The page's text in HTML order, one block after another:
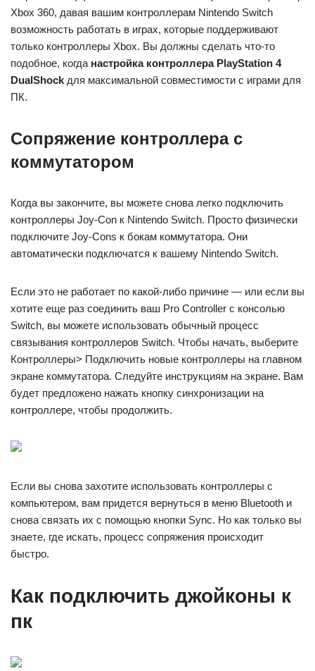
Xbox 360, давая вашим контроллерам Nintendo Switch
возможность работать в играх, которые поддерживают
только контроллеры Xbox. Вы должны сделать что-то
подобное, когда настройка контроллера PlayStation 4
DualShock для максимальной совместимости с играми для
ПК.
Сопряжение контроллера с
коммутатором
Когда вы закончите, вы можете снова легко подключить
контроллеры Joy-Con к Nintendo Switch. Просто физически
подключите Joy-Cons к бокам коммутатора. Они
автоматически подключатся к вашему Nintendo Switch.
Если это не работает по какой-либо причине — или если вы
хотите еще раз соединить ваш Pro Controller с консолью
Switch, вы можете использовать обычный процесс
связывания контроллеров Switch. Чтобы начать, выберите
Контроллеры> Подключить новые контроллеры на главном
экране коммутатора. Следуйте инструкциям на экране. Вам
будет предложено нажать кнопку синхронизации на
контроллере, чтобы продолжить.
Если вы снова захотите использовать контроллеры с
компьютером, вам придется вернуться в меню Bluetooth и
снова связать их с помощью кнопки Sync. Но как только вы
знаете, где искать, процесс сопряжения происходит
быстро.
Как подключить джойконы к
пк